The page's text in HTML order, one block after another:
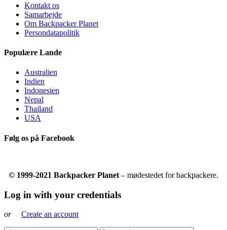
Kontakt os
Samarbejde
Om Backpacker Planet
Persondatapolitik
Populære Lande
Australien
Indien
Indonesien
Nepal
Thailand
USA
Følg os på Facebook
© 1999-2021 Backpacker Planet – mødestedet for backpackere.
Log in with your credentials
or Create an account